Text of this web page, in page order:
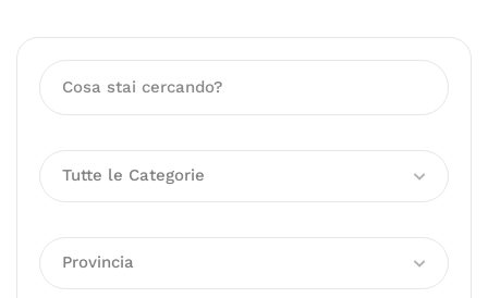
Tutte le Categorie
Provincia